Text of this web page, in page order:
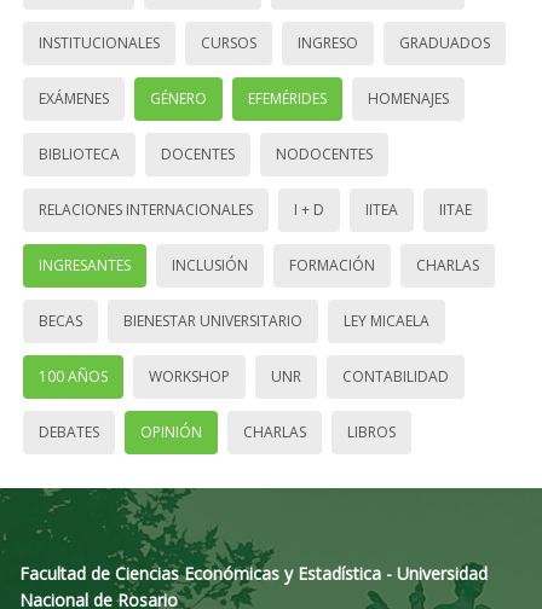
INSTITUCIONALES CURSOS INGRESO GRADUADOS
EXÁMENES GÉNERO EFEMÉRIDES HOMENAJES
BIBLIOTECA DOCENTES NODOCENTES
RELACIONES INTERNACIONALES I + D IITEA IITAE
INGRESANTES INCLUSIÓN FORMACIÓN CHARLAS
BECAS BIENESTAR UNIVERSITARIO LEY MICAELA
100 AÑOS WORKSHOP UNR CONTABILIDAD
DEBATES OPINIÓN CHARLAS LIBROS
Facultad de Ciencias Económicas y Estadística - Universidad
Nacional de Rosario